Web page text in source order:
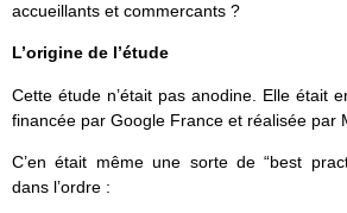
accueillants et commercants ?
L’origine de l’étude
Cette étude n’était pas anodine. Elle était
financée par Google France et réalisée par
C’en était même une sorte de “best
dans l’ordre :